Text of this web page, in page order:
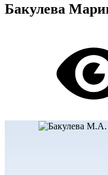
Бакулева